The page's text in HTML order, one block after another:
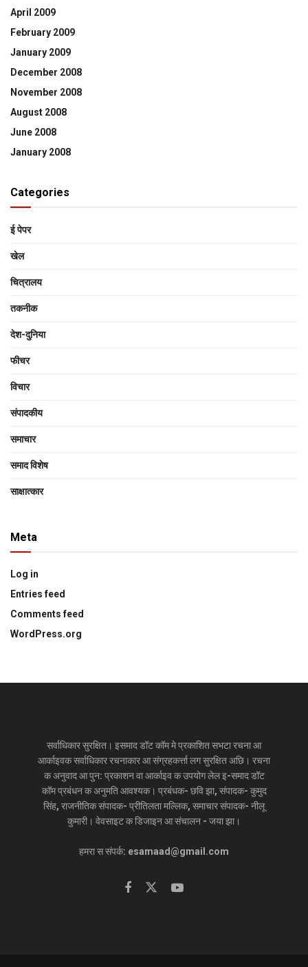
April 2009
February 2009
January 2009
December 2008
November 2008
August 2008
June 2008
January 2008
Categories
ई पेपर
खेल
चित्रालय
तकनीक
देश-दुनिया
फीचर
विचार
संपादकीय
समाचार
समाद विशेष
साक्षात्‍कार
Meta
Log in
Entries feed
Comments feed
WordPress.org
सर्वाधिकार सुरक्षित। इसमाद डॉट कॉम मे प्रकाशित सभटा रचना आ
आर्काइवक सर्वाधिकार रचनाकार आ संग्रहकर्त्ता लग सुरक्षित अछि। रचना
क अनुवाद आ पुन: प्रकाशन वा आर्काइव क उपयोग लेल इ-समाद डॉट
कॉम प्रबंधन क अनुमति आवश्यक। प्रबंधक- छवि झा, संपादक- कुमुद
सिंह, राजनीतिक संपादक- प्रीतिलता मल्लिक, समाचार संपादक- नीलू
कुमारी। वेवसाइट क डिजाइन आ संचालन - जया झा।
हमरा स संपर्क: esamaad@gmail.com